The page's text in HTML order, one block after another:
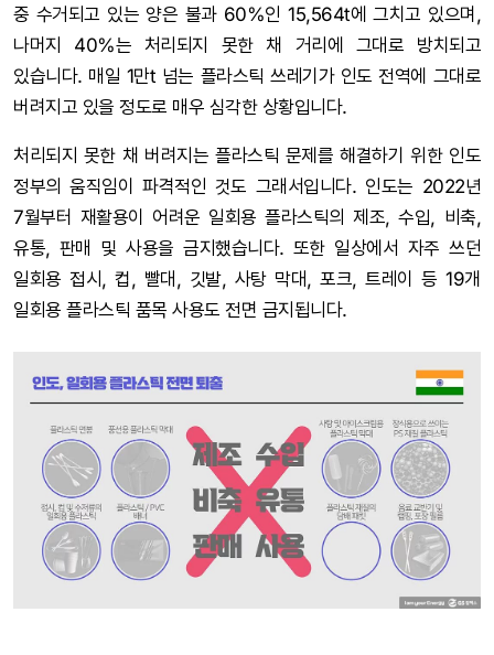
중 수거되고 있는 양은 불과 60%인 15,564t에 그치고 있으며,
나머지 40%는 처리되지 못한 채 거리에 그대로 방치되고
있습니다. 매일 1만t 넘는 플라스틱 쓰레기가 인도 전역에 그대로
버려지고 있을 정도로 매우 심각한 상황입니다.
처리되지 못한 채 버려지는 플라스틱 문제를 해결하기 위한 인도
정부의 움직임이 파격적인 것도 그래서입니다. 인도는 2022년
7월부터 재활용이 어려운 일회용 플라스틱의 제조, 수입, 비축,
유통, 판매 및 사용을 금지했습니다. 또한 일상에서 자주 쓰던
일회용 접시, 컵, 빨대, 깃발, 사탕 막대, 포크, 트레이 등 19개
일회용 플라스틱 품목 사용도 전면 금지됩니다.